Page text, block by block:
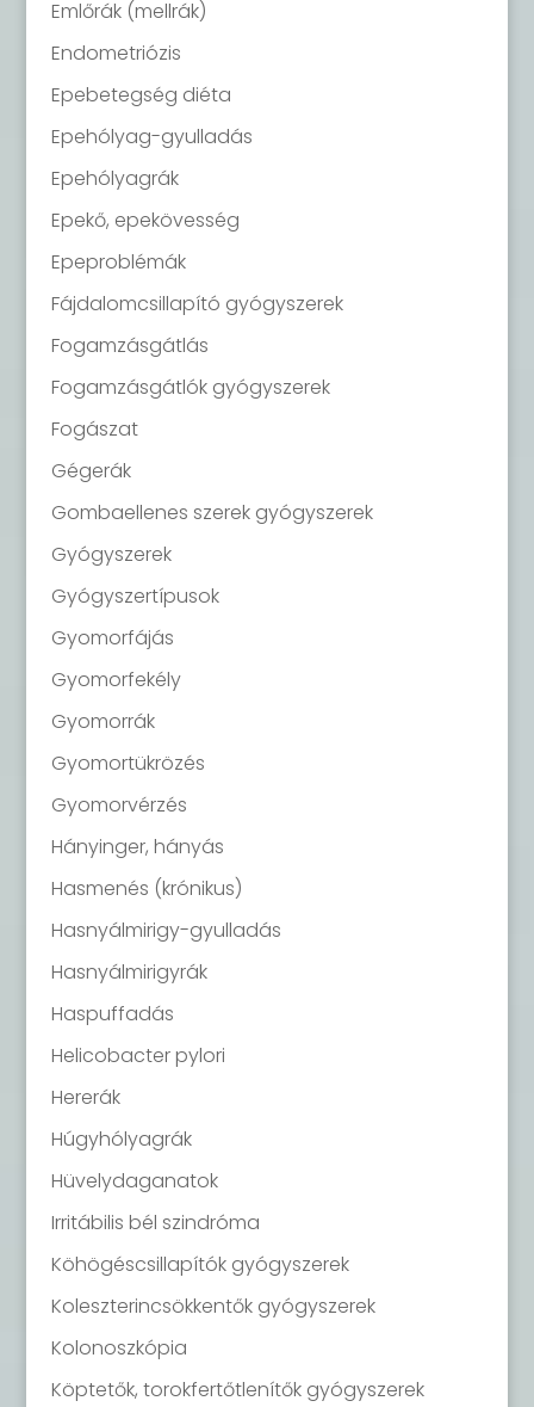
Emlőrák (mellrák)
Endometriózis
Epebetegség diéta
Epehólyag-gyulladás
Epehólyagrák
Epekő, epekövesség
Epeproblémák
Fájdalomcsillapító gyógyszerek
Fogamzásgátlás
Fogamzásgátlók gyógyszerek
Fogászat
Gégerák
Gombaellenes szerek gyógyszerek
Gyógyszerek
Gyógyszertípusok
Gyomorfájás
Gyomorfekély
Gyomorrák
Gyomortükrözés
Gyomorvérzés
Hányinger, hányás
Hasmenés (krónikus)
Hasnyálmirigy-gyulladás
Hasnyálmirigyrák
Haspuffadás
Helicobacter pylori
Hererák
Húgyhólyagrák
Hüvelydaganatok
Irritábilis bél szindróma
Köhögéscsillapítók gyógyszerek
Koleszterincsökkentők gyógyszerek
Kolonoszkópia
Köptetők, torokfertőtlenítők gyógyszerek